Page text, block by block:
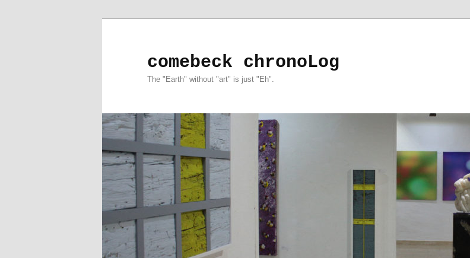
comebeck chronoLog
The "Earth" without "art" is just "Eh".